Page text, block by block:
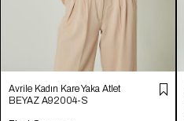
Avrile Kadın Kare Yaka Atlet
BEYAZ A92004-S